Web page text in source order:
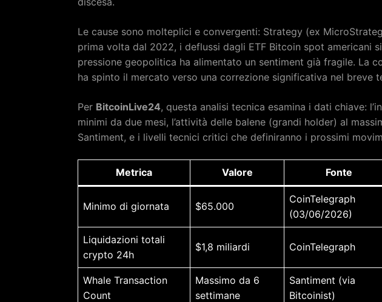
Le cause sono molteplici e convergenti: Strategy (ex
prima volta dal 2022, i deflussi dagli ETF Bitcoin spot americani
pressione geopolitica ha alimentato un sentiment già fragile. La
ha spinto il mercato verso una correzione significativa nel breve
Per BitcoinLive24, questa analisi tecnica esamina i dati chiave:
minimi da due mesi, l’attività delle balene (grandi holder) al
Santiment, e i livelli tecnici critici che definiranno i prossimi
Metrica Valore Fonte
Minimo di giornata $65.000
CoinTelegraph
(03/06/2026)
Liquidazioni totali
crypto 24h
$1,8 miliardi CoinTelegraph
Whale Transaction
Count
Massimo da 6
settimane
Santiment (via
Bitcoinist)